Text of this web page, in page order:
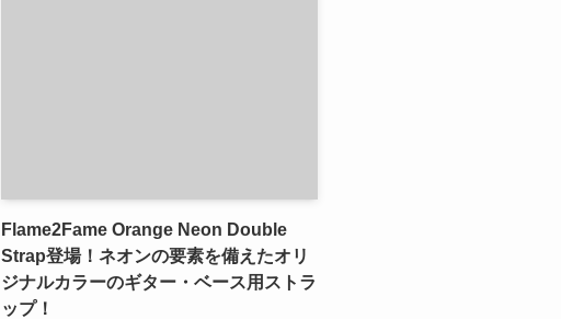
Flame2Fame Orange Neon Double
Strap登場！ネオンの要素を備えたオリ
ジナルカラーのギター・ベース用ストラ
ップ！